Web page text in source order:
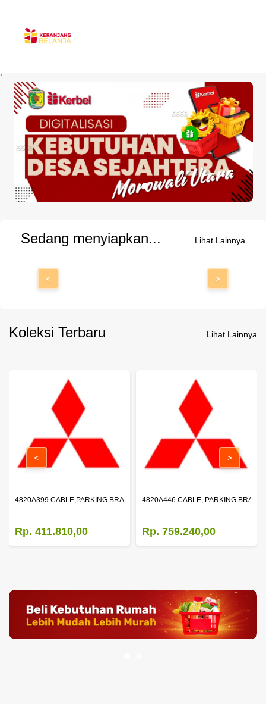
`
Sedang menyiapkan... Lihat Lainnya
< >
Koleksi Terbaru Lihat Lainnya
4820A399 CABLE,PARKING BRAKE,FR
Rp. 411.810,00
4820A446 CABLE, PARKING
Rp. 759.240,00
< >